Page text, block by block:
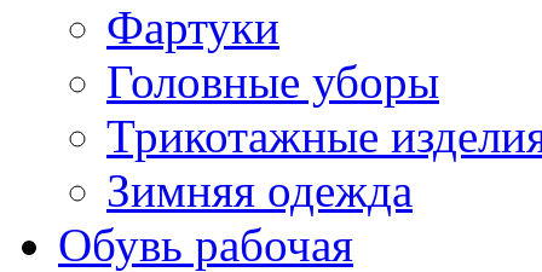
Фартуки
Головные уборы
Трикотажные
Зимняя одежда
Обувь рабочая